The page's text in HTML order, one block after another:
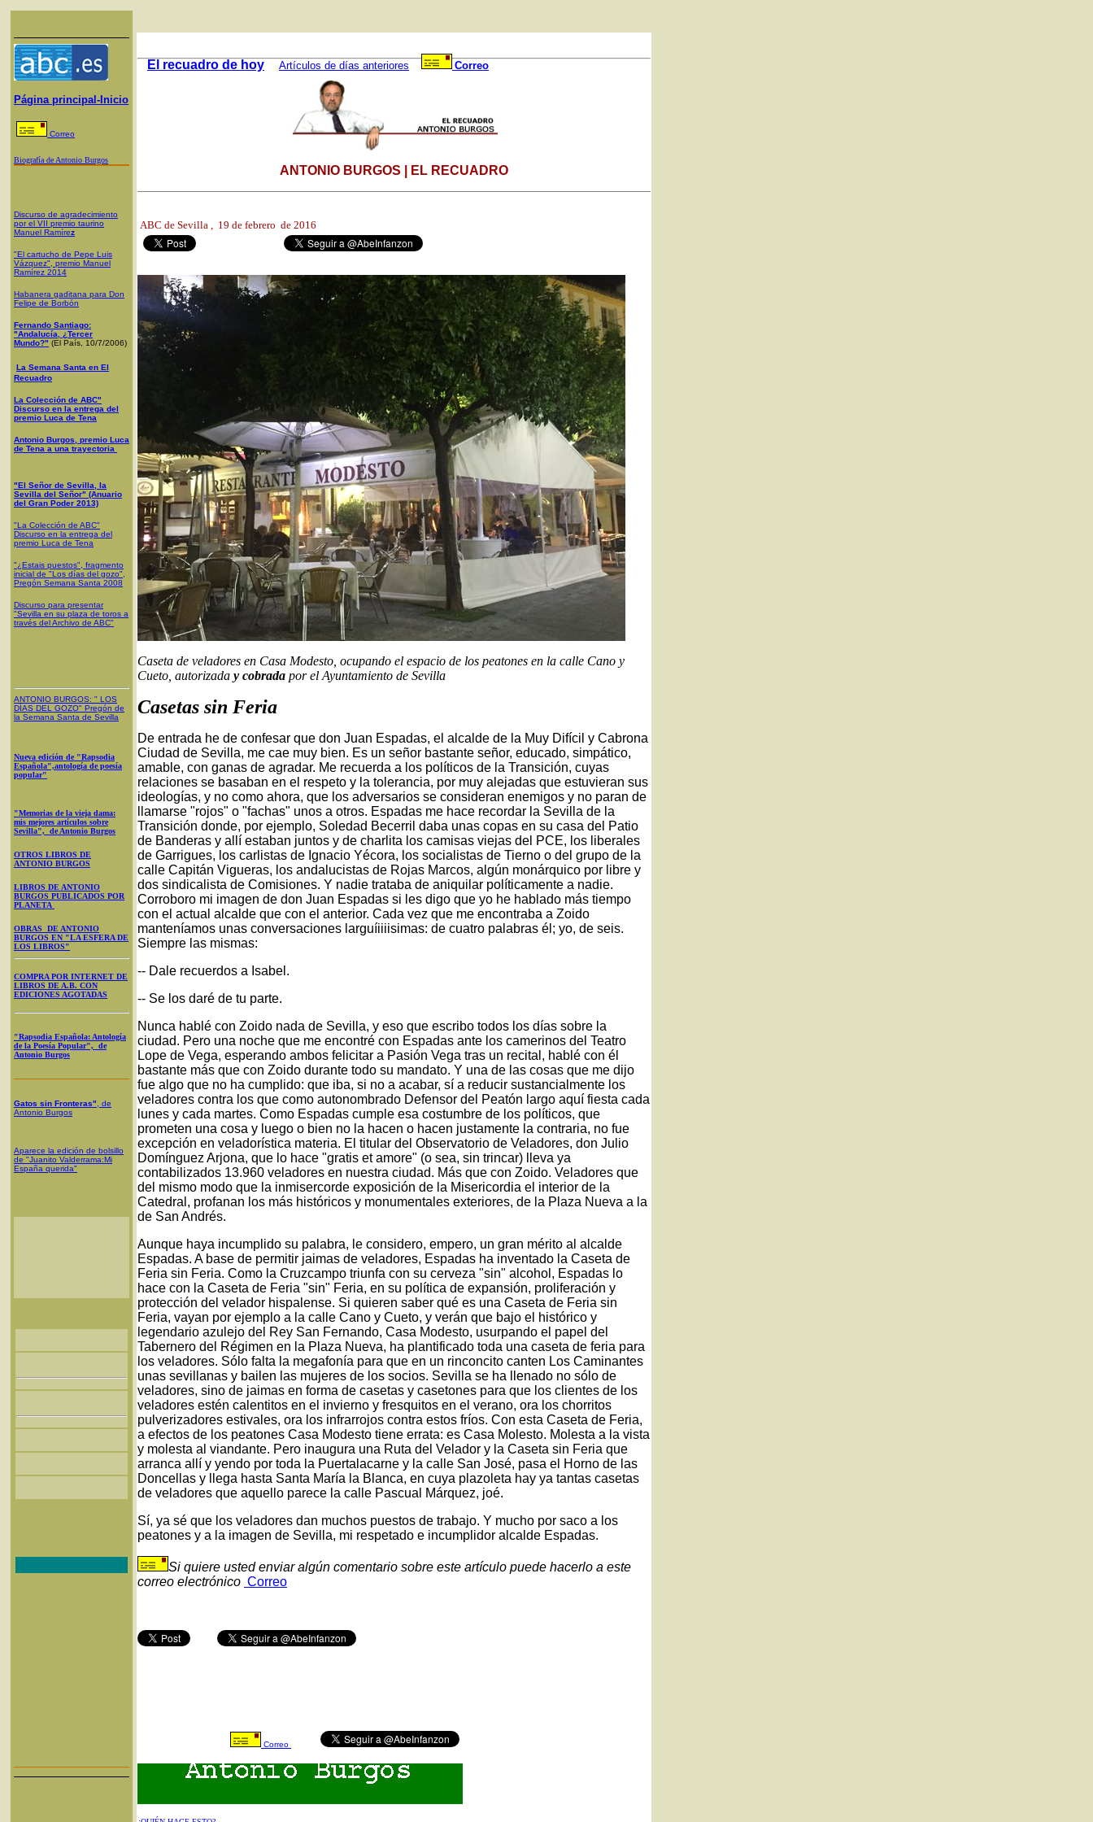
Página principal-Inicio
Correo
Biografía de Antonio Burgos
Discurso de agradecimiento
por el VII premio taurino
Manuel Ramírez
"El cartucho de Pepe Luis
Vázquez", premio Manuel
Ramírez 2014
Habanera gaditana para Don
Felipe de Borbón
Fernando Santiago:
"Andalucía, ¿Tercer
Mundo?" (El País, 10/7/2006)
La Semana Santa en El
Recuadro
La Colección de ABC"
Discurso en la entrega del
premio Luca de Tena
Antonio Burgos, premio Luca
de Tena a una trayectoria
"El Señor de Sevilla, la
Sevilla del Señor" (Anuario
del Gran Poder 2013)
"La Colección de ABC"
Discurso en la entrega del
premio Luca de Tena
"¿Estais puestos", fragmento
inicial de "Los días del gozo",
Pregón Semana Santa 2008
Discurso para presentar
"Sevilla en su plaza de toros a
través del Archivo de ABC"
ANTONIO BURGOS: " LOS
DÍAS DEL GOZO" Pregón de
la Semana Santa de Sevilla
Nueva edición de "Rapsodia
Española",antología de poesía
popular"
"Memorias de la vieja dama:
mis mejores artículos sobre
Sevilla", de Antonio Burgos
OTROS LIBROS DE
ANTONIO BURGOS
LIBROS DE ANTONIO
BURGOS PUBLICADOS POR
PLANETA
OBRAS DE ANTONIO
BURGOS EN "LA ESFERA DE
LOS LIBROS"
COMPRA POR INTERNET DE
LIBROS DE A.B. CON
EDICIONES AGOTADAS
"Rapsodia Española: Antología
de la Poesía Popular", de
Antonio Burgos
Gatos sin Fronteras" , de
Antonio Burgos
Aparece la edición de bolsillo
de "Juanito Valderrama:Mi
España querida"
El recuadro de hoy Artículos de días anteriores Correo
ANTONIO BURGOS | EL RECUADRO
ABC de Sevilla , 19 de febrero de 2016
Caseta de veladores en Casa Modesto, ocupando el espacio de los peatones en la calle Cano y
Cueto, autorizada y cobrada por el Ayuntamiento de Sevilla
Casetas sin Feria
De entrada he de confesar que don Juan Espadas, el alcalde de la Muy Difícil y Cabrona
Ciudad de Sevilla, me cae muy bien. Es un señor bastante señor, educado, simpático,
amable, con ganas de agradar. Me recuerda a los políticos de la Transición, cuyas
relaciones se basaban en el respeto y la tolerancia, por muy alejadas que estuvieran sus
ideologías, y no como ahora, que los adversarios se consideran enemigos y no paran de
llamarse "rojos" o "fachas" unos a otros. Espadas me hace recordar la Sevilla de la
Transición donde, por ejemplo, Soledad Becerril daba unas copas en su casa del Patio
de Banderas y allí estaban juntos y de charlita los camisas viejas del PCE, los liberales
de Garrigues, los carlistas de Ignacio Yécora, los socialistas de Tierno o del grupo de la
calle Capitán Vigueras, los andalucistas de Rojas Marcos, algún monárquico por libre y
dos sindicalista de Comisiones. Y nadie trataba de aniquilar políticamente a nadie.
Corroboro mi imagen de don Juan Espadas si les digo que yo he hablado más tiempo
con el actual alcalde que con el anterior. Cada vez que me encontraba a Zoido
manteníamos unas conversaciones larguíiiiisimas: de cuatro palabras él; yo, de seis.
Siempre las mismas:
-- Dale recuerdos a Isabel.
-- Se los daré de tu parte.
Nunca hablé con Zoido nada de Sevilla, y eso que escribo todos los días sobre la
ciudad. Pero una noche que me encontré con Espadas ante los camerinos del Teatro
Lope de Vega, esperando ambos felicitar a Pasión Vega tras un recital, hablé con él
bastante más que con Zoido durante todo su mandato. Y una de las cosas que me dijo
fue algo que no ha cumplido: que iba, si no a acabar, sí a reducir sustancialmente los
veladores contra los que como autonombrado Defensor del Peatón largo aquí fiesta cada
lunes y cada martes. Como Espadas cumple esa costumbre de los políticos, que
prometen una cosa y luego o bien no la hacen o hacen justamente la contraria, no fue
excepción en veladorística materia. El titular del Observatorio de Veladores, don Julio
Domínguez Arjona, que lo hace "gratis et amore" (o sea, sin trincar) lleva ya
contabilizados 13.960 veladores en nuestra ciudad. Más que con Zoido. Veladores que
del mismo modo que la inmisercorde exposición de la Misericordia el interior de la
Catedral, profanan los más históricos y monumentales exteriores, de la Plaza Nueva a la
de San Andrés.
Aunque haya incumplido su palabra, le considero, empero, un gran mérito al alcalde
Espadas. A base de permitir jaimas de veladores, Espadas ha inventado la Caseta de
Feria sin Feria. Como la Cruzcampo triunfa con su cerveza "sin" alcohol, Espadas lo
hace con la Caseta de Feria "sin" Feria, en su política de expansión, proliferación y
protección del velador hispalense. Si quieren saber qué es una Caseta de Feria sin
Feria, vayan por ejemplo a la calle Cano y Cueto, y verán que bajo el histórico y
legendario azulejo del Rey San Fernando, Casa Modesto, usurpando el papel del
Tabernero del Régimen en la Plaza Nueva, ha plantificado toda una caseta de feria para
los veladores. Sólo falta la megafonía para que en un rinconcito canten Los Caminantes
unas sevillanas y bailen las mujeres de los socios. Sevilla se ha llenado no sólo de
veladores, sino de jaimas en forma de casetas y casetones para que los clientes de los
veladores estén calentitos en el invierno y fresquitos en el verano, ora los chorritos
pulverizadores estivales, ora los infrarrojos contra estos fríos. Con esta Caseta de Feria,
a efectos de los peatones Casa Modesto tiene errata: es Casa Molesto. Molesta a la vista
y molesta al viandante. Pero inaugura una Ruta del Velador y la Caseta sin Feria que
arranca allí y yendo por toda la Puertalacarne y la calle San José, pasa el Horno de las
Doncellas y llega hasta Santa María la Blanca, en cuya plazoleta hay ya tantas casetas
de veladores que aquello parece la calle Pascual Márquez, joé.
Sí, ya sé que los veladores dan muchos puestos de trabajo. Y mucho por saco a los
peatones y a la imagen de Sevilla, mi respetado e incumplidor alcalde Espadas.
Si quiere usted enviar algún comentario sobre este artículo puede hacerlo a este
correo electrónico Correo
Correo